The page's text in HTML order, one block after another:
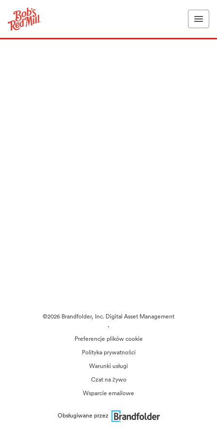
©2026 Brandfolder, Inc. Digital Asset Management
·
Preferencje plików cookie
Polityka prywatności
Warunki usługi
Czat na żywo
Wsparcie emailowe
Obsługiwane przez